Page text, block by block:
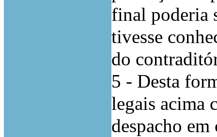
final poderia
tivesse
do
5 - Desta
legais acima
despacho